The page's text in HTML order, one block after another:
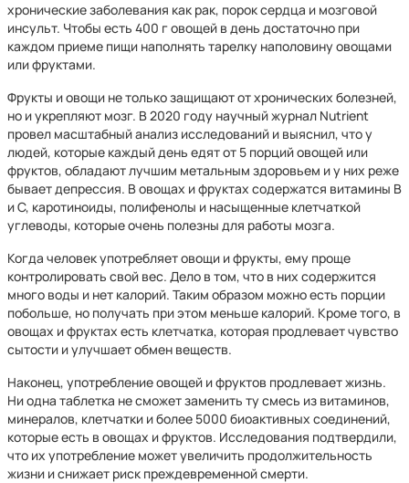
хронические заболевания как рак, порок сердца и мозговой
инсульт. Чтобы есть 400 г овощей в день достаточно при
каждом приеме пищи наполнять тарелку наполовину овощами
или фруктами.
Фрукты и овощи не только защищают от хронических болезней,
но и укрепляют мозг. В 2020 году научный журнал Nutrient
провел масштабный анализ исследований и выяснил, что у
людей, которые каждый день едят от 5 порций овощей или
фруктов, обладают лучшим метальным здоровьем и у них реже
бывает депрессия. В овощах и фруктах содержатся витамины B
и C, каротиноиды, полифенолы и насыщенные клетчаткой
углеводы, которые очень полезны для работы мозга.
Когда человек употребляет овощи и фрукты, ему проще
контролировать свой вес. Дело в том, что в них содержится
много воды и нет калорий. Таким образом можно есть порции
побольше, но получать при этом меньше калорий. Кроме того, в
овощах и фруктах есть клетчатка, которая продлевает чувство
сытости и улучшает обмен веществ.
Наконец, употребление овощей и фруктов продлевает жизнь.
Ни одна таблетка не сможет заменить ту смесь из витаминов,
минералов, клетчатки и более 5000 биоактивных соединений,
которые есть в овощах и фруктов. Исследования подтвердили,
что их употребление может увеличить продолжительность
жизни и снижает риск преждевременной смерти.